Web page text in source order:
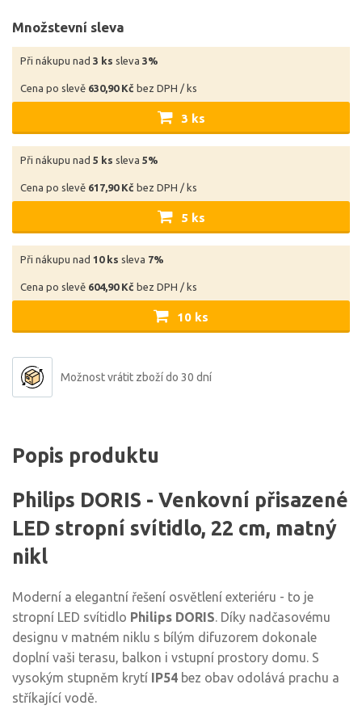
Množstevní sleva
Při nákupu nad 3 ks sleva 3%
Cena po slevě 630,90 Kč bez DPH / ks
3 ks
Při nákupu nad 5 ks sleva 5%
Cena po slevě 617,90 Kč bez DPH / ks
5 ks
Při nákupu nad 10 ks sleva 7%
Cena po slevě 604,90 Kč bez DPH / ks
10 ks
Možnost vrátit zboží do 30 dní
Popis produktu
Philips DORIS - Venkovní přisazené
LED stropní svítidlo, 22 cm, matný
nikl
Moderní a elegantní řešení osvětlení exteriéru - to je
stropní LED svítidlo Philips DORIS. Díky nadčasovému
designu v matném niklu s bílým difuzorem dokonale
doplní vaši terasu, balkon i vstupní prostory domu. S
vysokým stupněm krytí IP54 bez obav odolává prachu a
stříkající vodě.